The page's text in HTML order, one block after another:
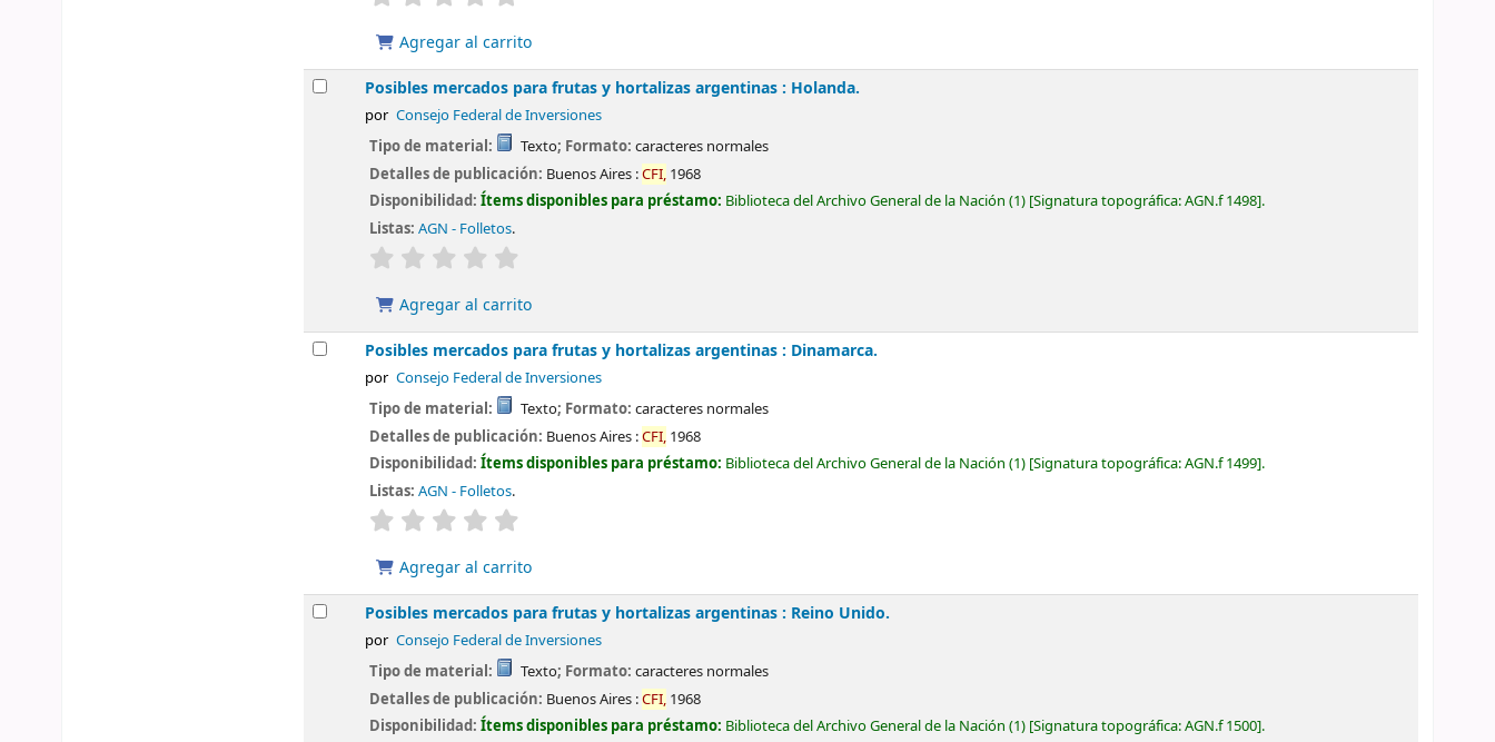
Agregar al carrito
Posibles mercados para frutas y hortalizas argentinas : Holanda.
por Consejo Federal de Inversiones
Tipo de material: Texto; Formato: caracteres normales
Detalles de publicación: Buenos Aires :CFI, 1968
Disponibilidad:Ítems disponibles para préstamo: Biblioteca del Archivo General de la Nación (1) Signatura topográfica:AGN.f 1498 .
Listas: AGN - Folletos.
valoración
Agregar al carrito
Posibles mercados para frutas y hortalizas argentinas : Dinamarca.
por Consejo Federal de Inversiones
Tipo de material: Texto; Formato: caracteres normales
Detalles de publicación: Buenos Aires :CFI, 1968
Disponibilidad:Ítems disponibles para préstamo: Biblioteca del Archivo General de la Nación (1) Signatura topográfica:AGN.f 1499 .
Listas: AGN - Folletos.
valoración
Agregar al carrito
Posibles mercados para frutas y hortalizas argentinas : Reino Unido.
por Consejo Federal de Inversiones
Tipo de material: Texto; Formato: caracteres normales
Detalles de publicación: Buenos Aires :CFI, 1968
Disponibilidad:Ítems disponibles para préstamo: Biblioteca del Archivo General de la Nación (1) Signatura topográfica:AGN.f 1500 .